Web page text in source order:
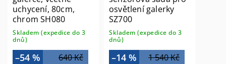
uchycení, 80cm,
chrom SH080
Skladem (expedice do 3
dnů)
640 Kč
–54 %
osvětlení galerky
SZ700
Skladem (expedice do 3
dnů)
1 540 Kč
–14 %